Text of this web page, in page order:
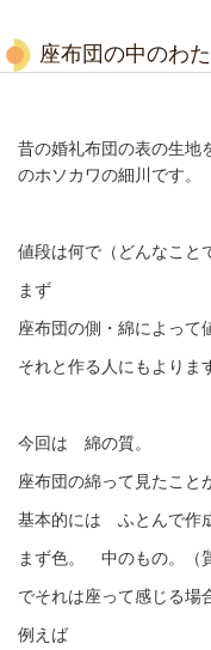
座布団の中のわた
昔の婚礼布団の表の生地
のホソカワの細川です。
値段は何で（どんなこと
まず
座布団の側・綿によって
それと作る人にもよりま
今回は 綿の質。
座布団の綿って見たこと
基本的には ふとんで作
まず色。 中のもの。（
でそれは座って感じる場
例えば